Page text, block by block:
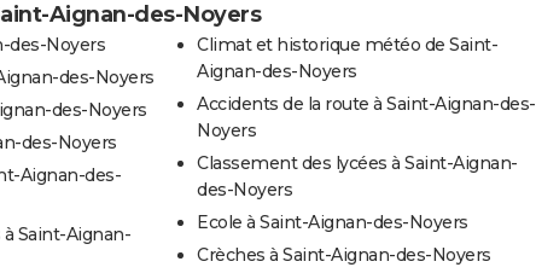
Aignan-des-Noyers
des-Noyers
des-Noyers
des-Noyers
des-Noyers
Aignan-des-
Saint-Aignan-
Climat et historique météo de Saint-
Aignan-des-Noyers
Accidents de la route à Saint-Aignan-des-
Noyers
Classement des lycées à Saint-Aignan-
des-Noyers
Ecole à Saint-Aignan-des-Noyers
Crèches à Saint-Aignan-des-Noyers